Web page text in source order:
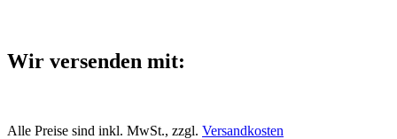
Wir versenden mit:
Alle Preise sind inkl. MwSt., zzgl. Versandkosten